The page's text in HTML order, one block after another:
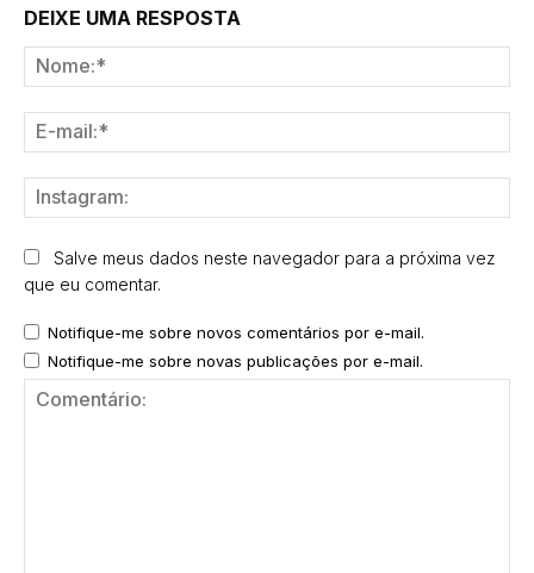
DEIXE UMA RESPOSTA
Salve meus dados neste navegador para a próxima vez
que eu comentar.
Notifique-me sobre novos comentários por e-mail.
Notifique-me sobre novas publicações por e-mail.